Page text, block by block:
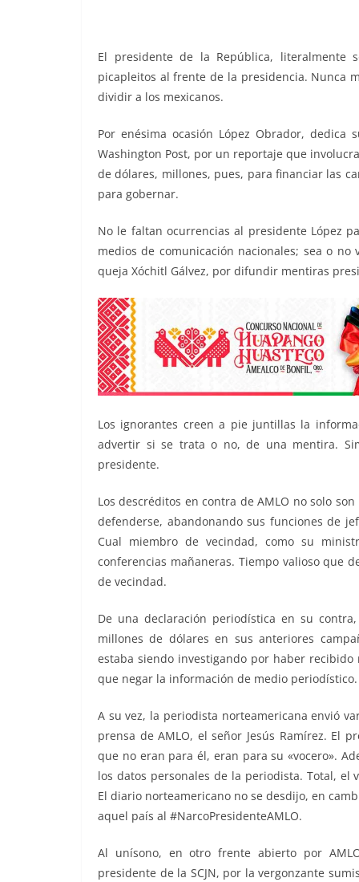
El presidente de la República, literalmente
picapleitos al frente de la presidencia. Nunca
dividir a los mexicanos.
Por enésima ocasión López Obrador,
Washington Post, por un reportaje que
de dólares, millones, pues, para financiar las
para gobernar.
No le faltan ocurrencias al presidente López
medios de comunicación nacionales; sea o
queja Xóchitl Gálvez, por difundir mentiras
Los ignorantes creen a pie juntillas la
advertir si se trata o no, de una mentira.
presidente.
Los descréditos en contra de AMLO no solo
defenderse, abandonando sus funciones de
Cual miembro de vecindad, como su
conferencias mañaneras. Tiempo valioso que
de vecindad.
De una declaración periodística en su
millones de dólares en sus anteriores
estaba siendo investigando por haber
que negar la información de medio periodístico.
A su vez, la periodista norteamericana envió
prensa de AMLO, el señor Jesús Ramírez. El
que no eran para él, eran para su «vocero».
los datos personales de la periodista. Total,
El diario norteamericano no se desdijo, en
aquel país al #NarcoPresidenteAMLO.
Al unísono, en otro frente abierto por
presidente de la SCJN, por la vergonzante